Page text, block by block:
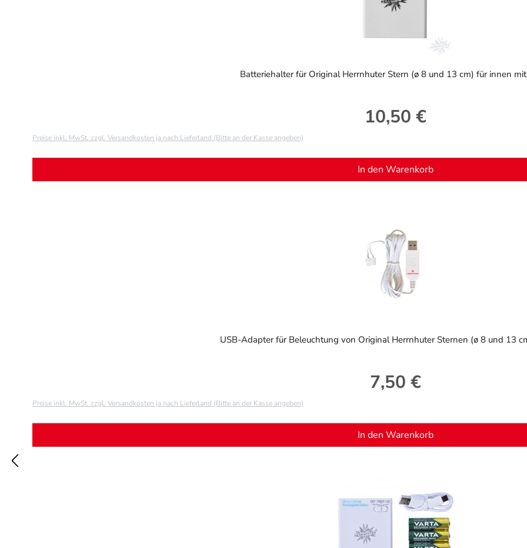
Batteriehalter für Original Herrnhuter Stern (ø 8 und 13 cm) für innen
Regulärer Preis:
10,50 €
Preise inkl. MwSt. zzgl. Versandkosten ja nach Lieferland (Bitte an der Kasse angeben)
In den Warenkorb
USB-Adapter für Beleuchtung von Original Herrnhuter Sternen (ø 8 und 13
Regulärer Preis:
7,50 €
Preise inkl. MwSt. zzgl. Versandkosten ja nach Lieferland (Bitte an der Kasse angeben)
In den Warenkorb